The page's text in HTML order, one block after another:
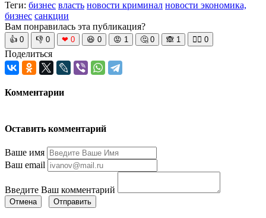
Теги: бизнес власть новости криминал новости экономика,
бизнес санкции
Вам понравилась эта публикация?
👍 0 👎 0 ❤ 0 😆 0 😡 1 🤔 0 🙈 1 🧘‍♀️ 0
Поделиться
Комментарии
Оставить комментарий
Ваше имя
Ваш email
Введите Ваш комментарий
Отмена Отправить